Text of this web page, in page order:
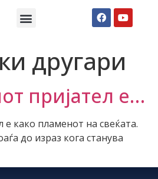
другари
пријател е…
е како пламенот на свеќата.
до израз кога станува